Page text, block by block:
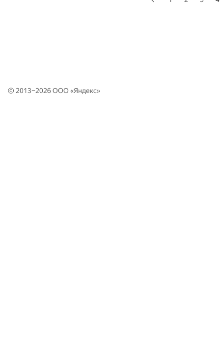
© 2013–2026 ООО «Яндекс»